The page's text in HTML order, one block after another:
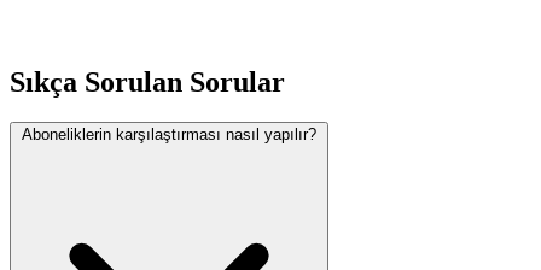
Sıkça Sorulan Sorular
Aboneliklerin karşılaştırması nasıl yapılır?